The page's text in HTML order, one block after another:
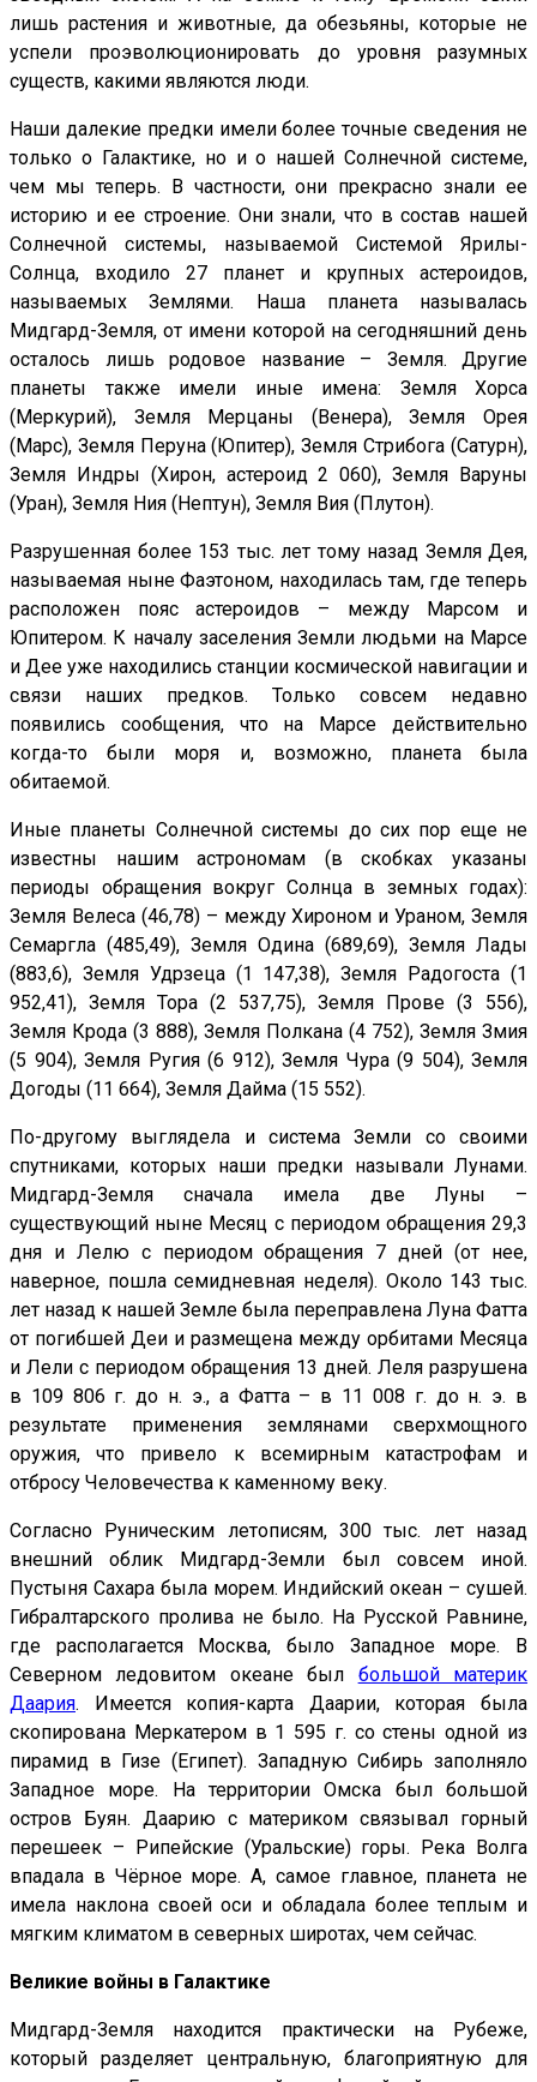
лишь растения и животные, да обезьяны, которые не
успели проэволюционировать до уровня разумных
существ, какими являются люди.
Наши далекие предки имели более точные сведения не
только о Галактике, но и о нашей Солнечной системе,
чем мы теперь. В частности, они прекрасно знали ее
историю и ее строение. Они знали, что в состав нашей
Солнечной системы, называемой Системой Ярилы-
Солнца, входило 27 планет и крупных астероидов,
называемых Землями. Наша планета называлась
Мидгард-Земля, от имени которой на сегодняшний день
осталось лишь родовое название – Земля. Другие
планеты также имели иные имена: Земля Хорса
(Меркурий), Земля Мерцаны (Венера), Земля Орея
(Марс), Земля Перуна (Юпитер), Земля Стрибога (Сатурн),
Земля Индры (Хирон, астероид 2 060), Земля Варуны
(Уран), Земля Ния (Нептун), Земля Вия (Плутон).
Разрушенная более 153 тыс. лет тому назад Земля Дея,
называемая ныне Фаэтоном, находилась там, где теперь
расположен пояс астероидов – между Марсом и
Юпитером. К началу заселения Земли людьми на Марсе
и Дее уже находились станции космической навигации и
связи наших предков. Только совсем недавно
появились сообщения, что на Марсе действительно
когда-то были моря и, возможно, планета была
обитаемой.
Иные планеты Солнечной системы до сих пор еще не
известны нашим астрономам (в скобках указаны
периоды обращения вокруг Солнца в земных годах):
Земля Велеса (46,78) – между Хироном и Ураном, Земля
Семаргла (485,49), Земля Одина (689,69), Земля Лады
(883,6), Земля Удрзеца (1 147,38), Земля Радогоста (1
952,41), Земля Тора (2 537,75), Земля Прове (3 556),
Земля Крода (3 888), Земля Полкана (4 752), Земля Змия
(5 904), Земля Ругия (6 912), Земля Чура (9 504), Земля
Догоды (11 664), Земля Дайма (15 552).
По-другому выглядела и система Земли со своими
спутниками, которых наши предки называли Лунами.
Мидгард-Земля сначала имела две Луны –
существующий ныне Месяц с периодом обращения 29,3
дня и Лелю с периодом обращения 7 дней (от нее,
наверное, пошла семидневная неделя). Около 143 тыс.
лет назад к нашей Земле была переправлена Луна Фатта
от погибшей Деи и размещена между орбитами Месяца
и Лели с периодом обращения 13 дней. Леля разрушена
в 109 806 г. до н. э., а Фатта – в 11 008 г. до н. э. в
результате применения землянами сверхмощного
оружия, что привело к всемирным катастрофам и
отбросу Человечества к каменному веку.
Согласно Руническим летописям, 300 тыс. лет назад
внешний облик Мидгард-Земли был совсем иной.
Пустыня Сахара была морем. Индийский океан – сушей.
Гибралтарского пролива не было. На Русской Равнине,
где располагается Москва, было Западное море. В
Северном ледовитом океане был большой материк
Даария. Имеется копия-карта Даарии, которая была
скопирована Меркатером в 1 595 г. со стены одной из
пирамид в Гизе (Египет). Западную Сибирь заполняло
Западное море. На территории Омска был большой
остров Буян. Даарию с материком связывал горный
перешеек – Рипейские (Уральские) горы. Река Волга
впадала в Чёрное море. А, самое главное, планета не
имела наклона своей оси и обладала более теплым и
мягким климатом в северных широтах, чем сейчас.
Великие войны в Галактике
Мидгард-Земля находится практически на Рубеже,
который разделяет центральную, благоприятную для